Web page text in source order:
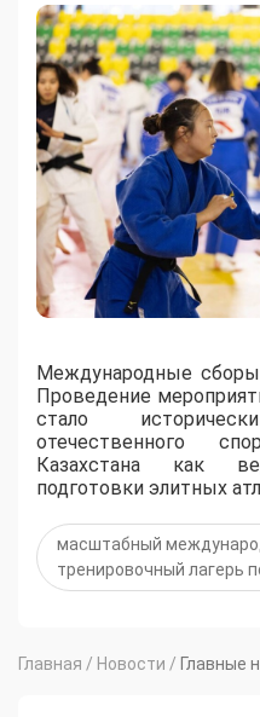
Международные сборы
Проведение
стало
отечественного
Казахстана как
подготовки элитных
масштабный
тренировочный лагерь
Главная / Новости / Главные